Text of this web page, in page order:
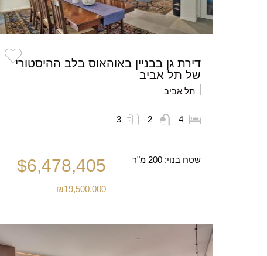
דירת גן בבניין באוהאוס בלב ההיסטורי
של תל אביב
תל אביב
4
2
3
שטח בנוי: 200 מ"ר $6,478,405
₪19,500,000